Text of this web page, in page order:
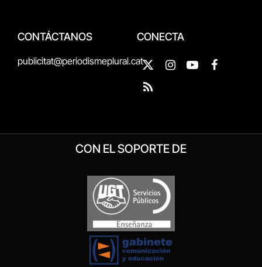
CONTÁCTANOS
publicitat@periodismeplural.cat
CONECTA
X
(Twitter)
InstagramYouTubeFacebook
RSS
CON EL SOPORTE DE